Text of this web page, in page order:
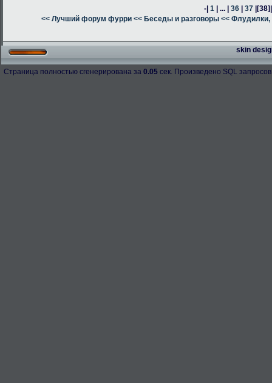
-| 1 | ... | 36 | 37 |[38]
<< Лучший форум фурри << Беседы и разговоры << Флудилки,
skin
Страница полностью сгенерирована за 0.05 сек. Произведено SQL